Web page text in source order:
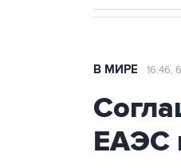
В МИРЕ 16:46,
ЕАЭС